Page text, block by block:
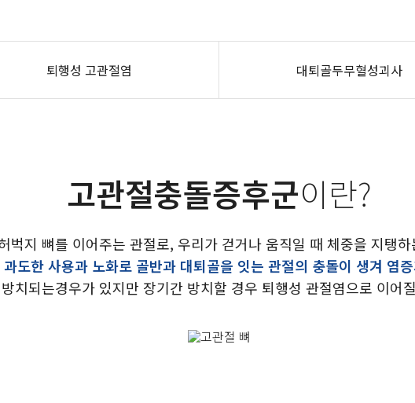
퇴행성 고관절염 대퇴골두무혈성괴사
고관절충돌증후군이란?
벅지 뼈를 이어주는 관절로, 우리가 걷거나 움직일 때 체중을 지탱
도한 사용과 노화로 골반과 대퇴골을 잇는 관절의 충돌이 생겨 염
치되는경우가 있지만 장기간 방치할 경우 퇴행성 관절염으로 이어